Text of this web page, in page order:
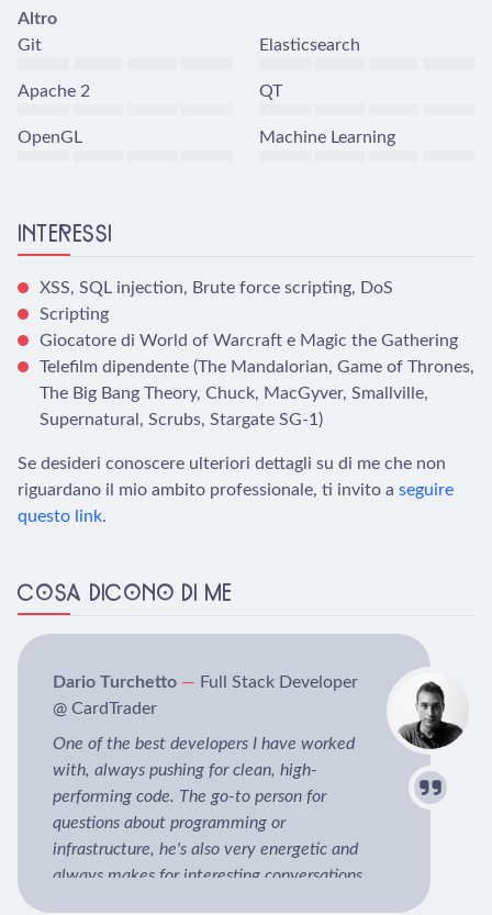
Altro
Git
Elasticsearch
Apache 2 QT
OpenGL Machine Learning
INTERESSI
XSS, SQL injection, Brute force scripting, DoS
Scripting
Giocatore di World of Warcraft e Magic the Gathering
Telefilm dipendente (The Mandalorian, Game of Thrones,
The Big Bang Theory, Chuck, MacGyver, Smallville,
Supernatural, Scrubs, Stargate SG-1)
Se desideri conoscere ulteriori dettagli su di me che non
riguardano il mio ambito professionale, ti invito a seguire
questo link.
COSA DICONO DI ME
Dario Turchetto — Full Stack Developer
@ CardTrader
One of the best developers I have worked
with, always pushing for clean, high-
performing code. The go-to person for
questions about programming or
infrastructure, he's also very energetic and
always makes for interesting conversations